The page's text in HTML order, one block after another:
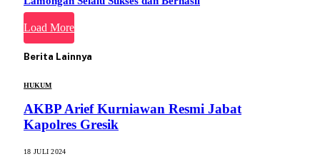
Load More
Berita Lainnya
HUKUM
AKBP Arief Kurniawan Resmi Jabat
Kapolres Gresik
18 JULI 2024